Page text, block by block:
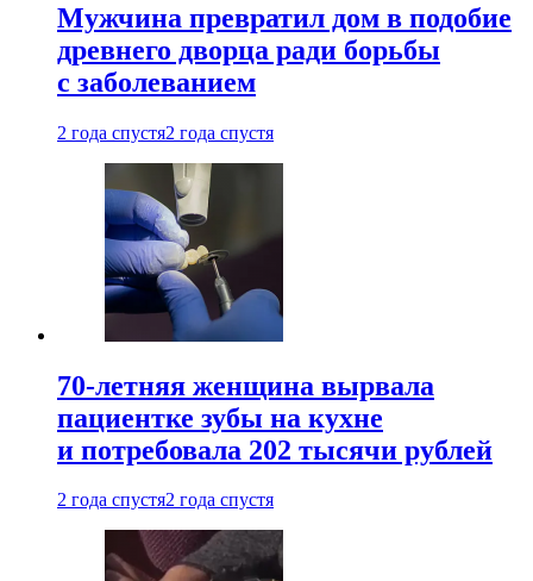
Мужчина превратил дом в подобие
древнего дворца ради борьбы
с заболеванием
2 года спустя2 года спустя
70-летняя женщина вырвала
пациентке зубы на кухне
и потребовала 202 тысячи рублей
2 года спустя2 года спустя